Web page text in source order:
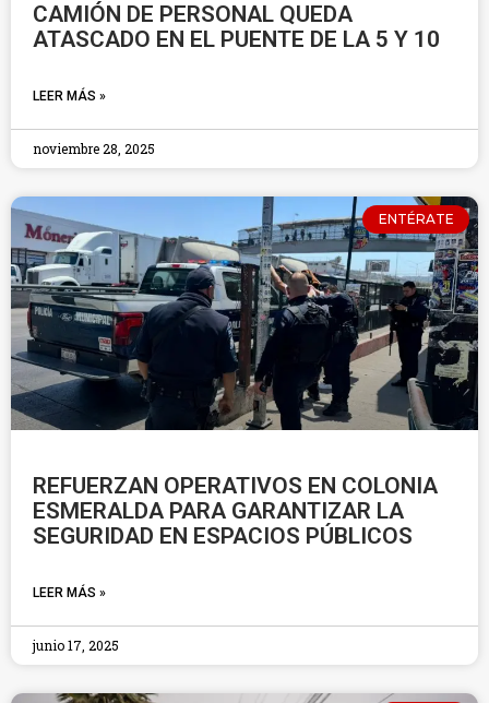
CAMIÓN DE PERSONAL QUEDA
ATASCADO EN EL PUENTE DE LA 5 Y 10
LEER MÁS »
noviembre 28, 2025
ENTÉRATE
REFUERZAN OPERATIVOS EN COLONIA
ESMERALDA PARA GARANTIZAR LA
SEGURIDAD EN ESPACIOS PÚBLICOS
LEER MÁS »
junio 17, 2025